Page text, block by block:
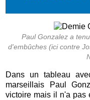
Paul Gonzalez a
d'embûches (ici contre
Dans un tableau
marseillais Paul
victoire mais il n'a pas